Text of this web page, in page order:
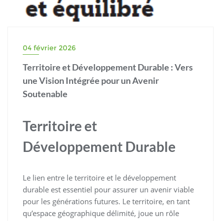
04 février 2026
Territoire et Développement Durable : Vers
une Vision Intégrée pour un Avenir
Soutenable
Territoire et
Développement Durable
Le lien entre le territoire et le développement
durable est essentiel pour assurer un avenir viable
pour les générations futures. Le territoire, en tant
qu’espace géographique délimité, joue un rôle